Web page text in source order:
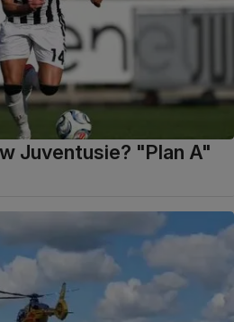
Juventusie? "Plan A"